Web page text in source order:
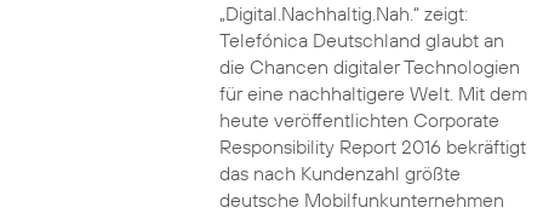
„Digital.Nachhaltig.Nah.“ zeigt:
Telefónica Deutschland glaubt an
die Chancen digitaler Technologien
für eine nachhaltigere Welt. Mit dem
heute veröffentlichten Corporate
Responsibility Report 2016 bekräftigt
das nach Kundenzahl größte
deutsche Mobilfunkunternehmen